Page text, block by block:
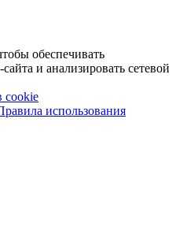
обеспечивать
и анализировать сетевой
cookie
использования